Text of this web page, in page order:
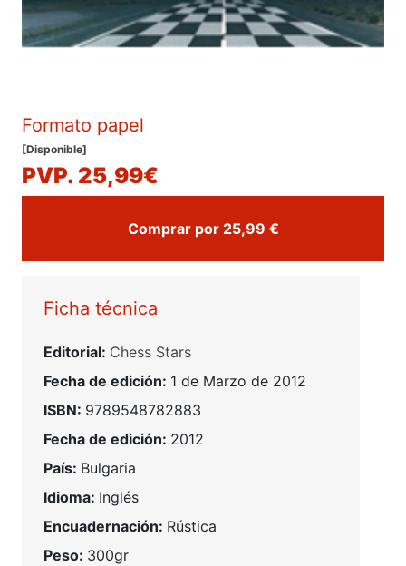
Formato papel
[Disponible]
PVP. 25,99€
Comprar por 25,99 €
Ficha técnica
Editorial: Chess Stars
Fecha de edición: 1 de Marzo de 2012
ISBN: 9789548782883
Fecha de edición: 2012
País: Bulgaria
Idioma: Inglés
Encuadernación: Rústica
Peso: 300gr